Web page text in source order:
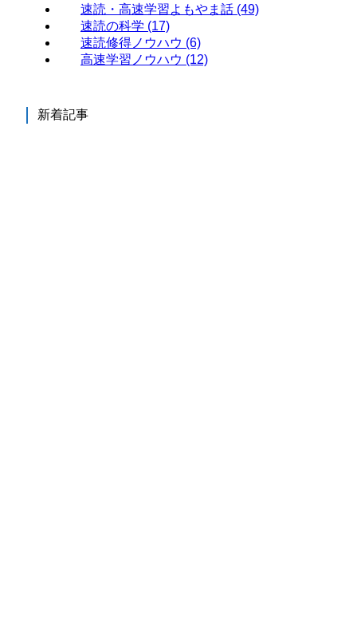
速読・高速学習よもやま話 (49)
速読の科学 (17)
速読修得ノウハウ (6)
高速学習ノウハウ (12)
新着記事